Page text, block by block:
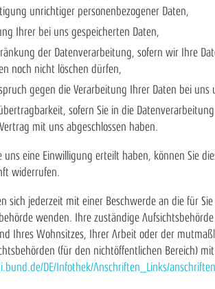
unrichtiger personenbezogener Daten,
Ihrer bei uns gespeicherten Daten,
der Datenverarbeitung, sofern wir Ihre
noch nicht löschen dürfen,
gegen die Verarbeitung Ihrer Daten bei uns
sofern Sie in die
mit uns abgeschlossen haben.
uns eine Einwilligung erteilt haben, können Sie
widerrufen.
sich jederzeit mit einer Beschwerde an die für
wenden. Ihre zuständige
Ihres Wohnsitzes, Ihrer Arbeit oder der
(für den nichtöffentlichen Bereich)
DE/Infothek/Anschriften_Links/